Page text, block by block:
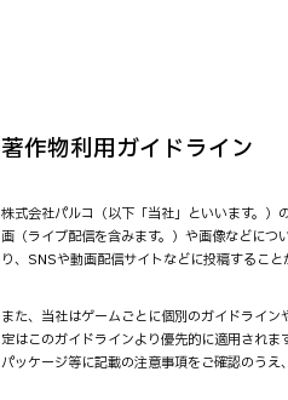
著作物利用ガイドライン
株式会社パルコ（以下「当社」といいます。
画（ライブ配信を含みます。）や画像などに
り、SNSや動画配信サイトなどに投稿すること
また、当社はゲームごとに個別のガイドライ
定はこのガイドラインより優先的に適用され
パッケージ等に記載の注意事項をご確認のうえ